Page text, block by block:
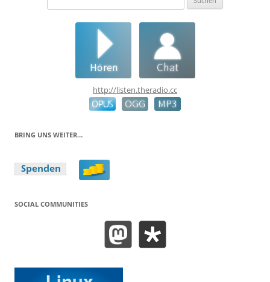
http://listen.theradio.cc
BRING UNS WEITER…
SOCIAL COMMUNITIES